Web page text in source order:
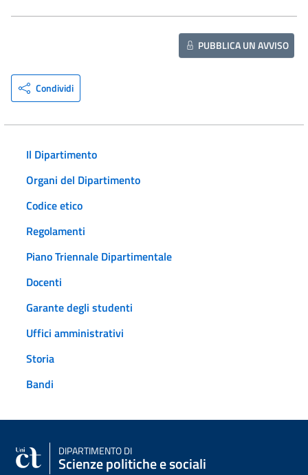
PUBBLICA UN AVVISO
Condividi
Il Dipartimento
Organi del Dipartimento
Codice etico
Regolamenti
Piano Triennale Dipartimentale
Docenti
Garante degli studenti
Uffici amministrativi
Storia
Bandi
DIPARTIMENTO DI
Scienze politiche e sociali